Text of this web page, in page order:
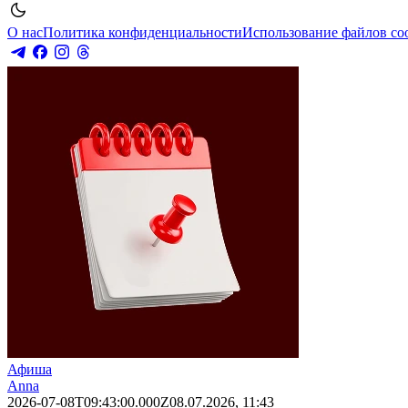
О насПолитика конфиденциальностиИспользование файлов
Афиша
Anna
2026-07-08T09:43:00.000Z08.07.2026, 11:43